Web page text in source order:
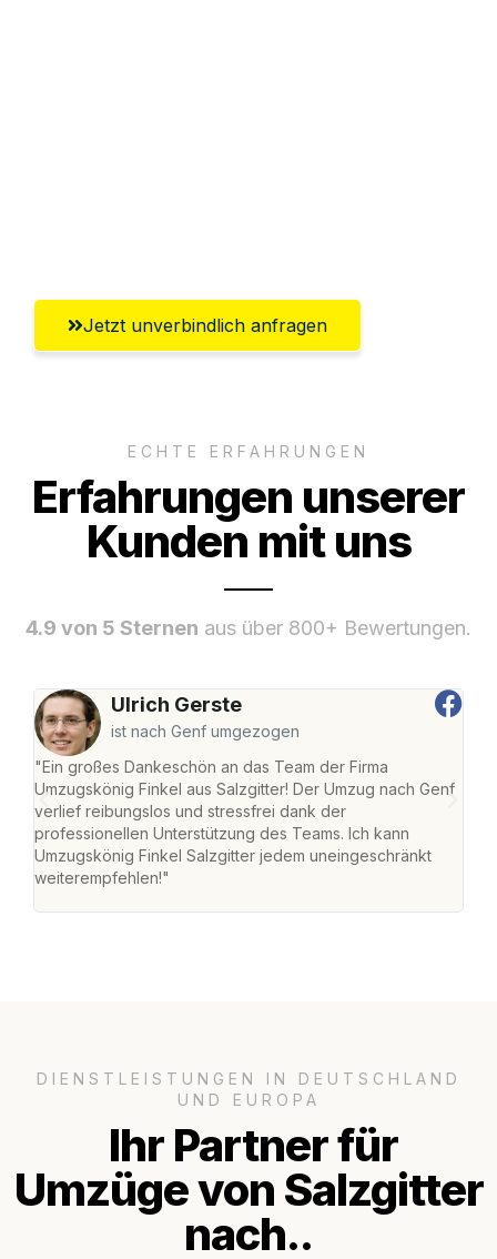
Jetzt unverbindlich anfragen
ECHTE ERFAHRUNGEN
Erfahrungen unserer
Kunden mit uns
4.9 von 5 Sternen aus über 800+ Bewertungen.
Ulrich Gerste
ist nach Genf umgezogen
"Ein großes Dankeschön an das Team der Firma
Umzugskönig Finkel aus Salzgitter! Der Umzug nach Genf
verlief reibungslos und stressfrei dank der
professionellen Unterstützung des Teams. Ich kann
Umzugskönig Finkel Salzgitter jedem uneingeschränkt
weiterempfehlen!"
DIENSTLEISTUNGEN IN DEUTSCHLAND
UND EUROPA
Ihr Partner für
Umzüge von Salzgitter
nach..